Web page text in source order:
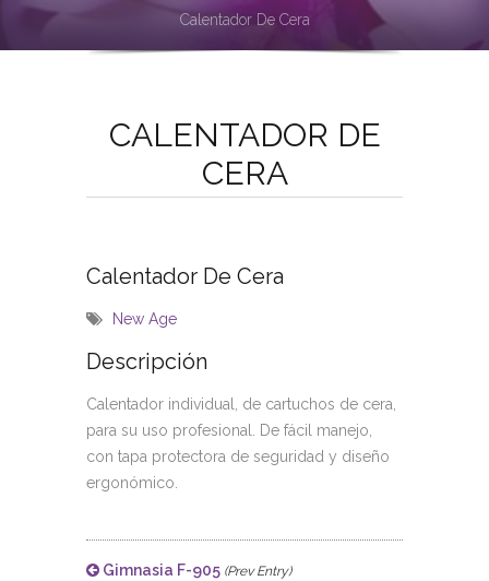
Calentador De Cera
CALENTADOR DE
CERA
Calentador De Cera
New Age
Descripción
Calentador individual, de cartuchos de cera,
para su uso profesional. De fácil manejo,
con tapa protectora de seguridad y diseño
ergonómico.
Gimnasia F-905 (Prev Entry)